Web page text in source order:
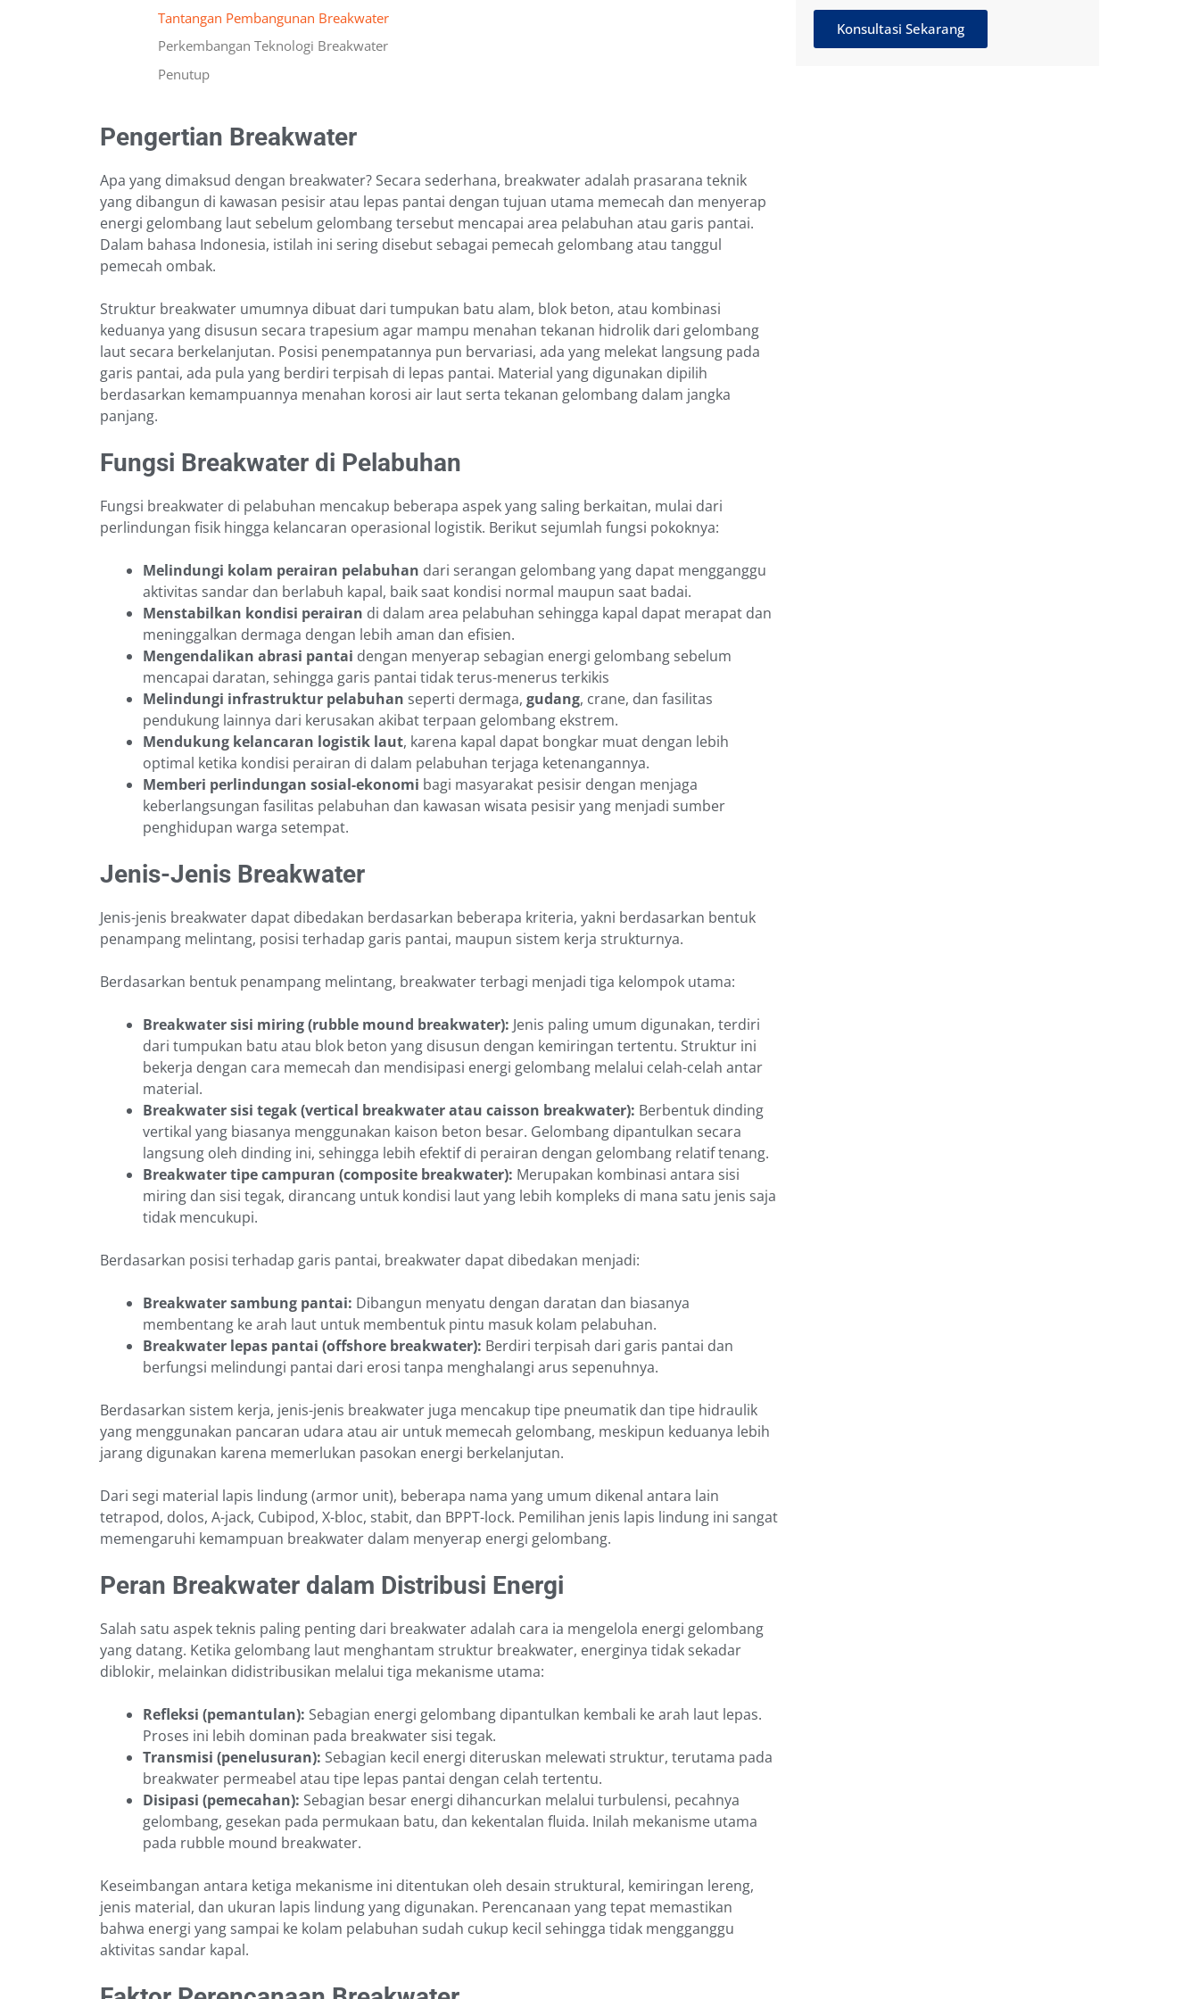
Tantangan Pembangunan Breakwater
Perkembangan Teknologi Breakwater
Penutup
Pengertian Breakwater
Apa yang dimaksud dengan breakwater? Secara sederhana, breakwater adalah prasarana teknik
yang dibangun di kawasan pesisir atau lepas pantai dengan tujuan utama memecah dan menyerap
energi gelombang laut sebelum gelombang tersebut mencapai area pelabuhan atau garis pantai.
Dalam bahasa Indonesia, istilah ini sering disebut sebagai pemecah gelombang atau tanggul
pemecah ombak.
Struktur breakwater umumnya dibuat dari tumpukan batu alam, blok beton, atau kombinasi
keduanya yang disusun secara trapesium agar mampu menahan tekanan hidrolik dari gelombang
laut secara berkelanjutan. Posisi penempatannya pun bervariasi, ada yang melekat langsung pada
garis pantai, ada pula yang berdiri terpisah di lepas pantai. Material yang digunakan dipilih
berdasarkan kemampuannya menahan korosi air laut serta tekanan gelombang dalam jangka
panjang.
Fungsi Breakwater di Pelabuhan
Fungsi breakwater di pelabuhan mencakup beberapa aspek yang saling berkaitan, mulai dari
perlindungan fisik hingga kelancaran operasional logistik. Berikut sejumlah fungsi pokoknya:
Melindungi kolam perairan pelabuhan dari serangan gelombang yang dapat mengganggu
aktivitas sandar dan berlabuh kapal, baik saat kondisi normal maupun saat badai.
Menstabilkan kondisi perairan di dalam area pelabuhan sehingga kapal dapat merapat dan
meninggalkan dermaga dengan lebih aman dan efisien.
Mengendalikan abrasi pantai dengan menyerap sebagian energi gelombang sebelum
mencapai daratan, sehingga garis pantai tidak terus-menerus terkikis
Melindungi infrastruktur pelabuhan seperti dermaga, gudang, crane, dan fasilitas
pendukung lainnya dari kerusakan akibat terpaan gelombang ekstrem.
Mendukung kelancaran logistik laut, karena kapal dapat bongkar muat dengan lebih
optimal ketika kondisi perairan di dalam pelabuhan terjaga ketenangannya.
Memberi perlindungan sosial-ekonomi bagi masyarakat pesisir dengan menjaga
keberlangsungan fasilitas pelabuhan dan kawasan wisata pesisir yang menjadi sumber
penghidupan warga setempat.
Jenis-Jenis Breakwater
Jenis-jenis breakwater dapat dibedakan berdasarkan beberapa kriteria, yakni berdasarkan bentuk
penampang melintang, posisi terhadap garis pantai, maupun sistem kerja strukturnya.
Berdasarkan bentuk penampang melintang, breakwater terbagi menjadi tiga kelompok utama:
Breakwater sisi miring (rubble mound breakwater): Jenis paling umum digunakan, terdiri
dari tumpukan batu atau blok beton yang disusun dengan kemiringan tertentu. Struktur ini
bekerja dengan cara memecah dan mendisipasi energi gelombang melalui celah-celah antar
material.
Breakwater sisi tegak (vertical breakwater atau caisson breakwater): Berbentuk dinding
vertikal yang biasanya menggunakan kaison beton besar. Gelombang dipantulkan secara
langsung oleh dinding ini, sehingga lebih efektif di perairan dengan gelombang relatif tenang.
Breakwater tipe campuran (composite breakwater): Merupakan kombinasi antara sisi
miring dan sisi tegak, dirancang untuk kondisi laut yang lebih kompleks di mana satu jenis saja
tidak mencukupi.
Berdasarkan posisi terhadap garis pantai, breakwater dapat dibedakan menjadi:
Breakwater sambung pantai: Dibangun menyatu dengan daratan dan biasanya
membentang ke arah laut untuk membentuk pintu masuk kolam pelabuhan.
Breakwater lepas pantai (offshore breakwater): Berdiri terpisah dari garis pantai dan
berfungsi melindungi pantai dari erosi tanpa menghalangi arus sepenuhnya.
Berdasarkan sistem kerja, jenis-jenis breakwater juga mencakup tipe pneumatik dan tipe hidraulik
yang menggunakan pancaran udara atau air untuk memecah gelombang, meskipun keduanya lebih
jarang digunakan karena memerlukan pasokan energi berkelanjutan.
Dari segi material lapis lindung (armor unit), beberapa nama yang umum dikenal antara lain
tetrapod, dolos, A-jack, Cubipod, X-bloc, stabit, dan BPPT-lock. Pemilihan jenis lapis lindung ini sangat
memengaruhi kemampuan breakwater dalam menyerap energi gelombang.
Peran Breakwater dalam Distribusi Energi
Salah satu aspek teknis paling penting dari breakwater adalah cara ia mengelola energi gelombang
yang datang. Ketika gelombang laut menghantam struktur breakwater, energinya tidak sekadar
diblokir, melainkan didistribusikan melalui tiga mekanisme utama:
Refleksi (pemantulan): Sebagian energi gelombang dipantulkan kembali ke arah laut lepas.
Proses ini lebih dominan pada breakwater sisi tegak.
Transmisi (penelusuran): Sebagian kecil energi diteruskan melewati struktur, terutama pada
breakwater permeabel atau tipe lepas pantai dengan celah tertentu.
Disipasi (pemecahan): Sebagian besar energi dihancurkan melalui turbulensi, pecahnya
gelombang, gesekan pada permukaan batu, dan kekentalan fluida. Inilah mekanisme utama
pada rubble mound breakwater.
Keseimbangan antara ketiga mekanisme ini ditentukan oleh desain struktural, kemiringan lereng,
jenis material, dan ukuran lapis lindung yang digunakan. Perencanaan yang tepat memastikan
bahwa energi yang sampai ke kolam pelabuhan sudah cukup kecil sehingga tidak mengganggu
aktivitas sandar kapal.
Konsultasi Sekarang